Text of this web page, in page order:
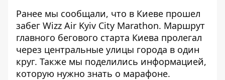
Ранее мы сообщали, что в Киеве прошел
забег Wizz Air Kyiv City Marathon. Маршрут
главного бегового старта Киева пролегал
через центральные улицы города в один
круг. Также мы поделились информацией,
которую нужно знать о марафоне.